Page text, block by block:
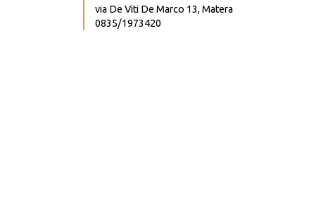
via De Viti De Marco 13, Matera
0835/1973420